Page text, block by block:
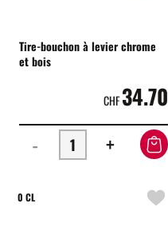
Tire-bouchon à levier chrome
et bois
CHF34.70
-
+
0 CL